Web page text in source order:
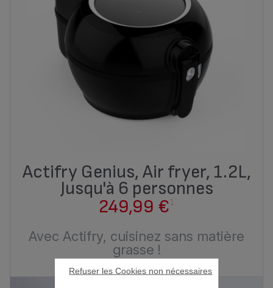
Actifry Genius, Air fryer, 1.2L,
Jusqu'à 6 personnes
249,99 €1
Avec Actifry, cuisinez sans matière
grasse !
Refuser les Cookies non nécessaires